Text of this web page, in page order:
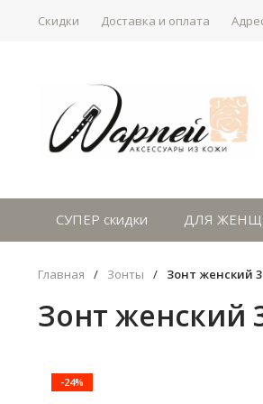
Скидки Доставка и оплата
СУПЕР скидки ДЛЯ
Главная / Зонты / Зонт женский 3
Зонт женский
-24%